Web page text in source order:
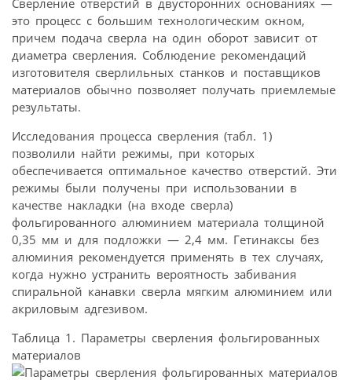
это процесс с большим технологическим окном,
причем подача сверла на один оборот зависит от
диаметра сверления. Соблюдение рекомендаций
изготовителя сверлильных станков и поставщиков
материалов обычно позволяет получать приемлемые
результаты.
Исследования процесса сверления (табл. 1)
позволили найти режимы, при которых
обеспечивается оптимальное качество отверстий. Эти
режимы были получены при использовании в
качестве накладки (на входе сверла)
фольгированного алюминием материала толщиной
0,35 мм и для подложки — 2,4 мм. Гетинаксы без
алюминия рекомендуется применять в тех случаях,
когда нужно устранить вероятность забивания
спиральной канавки сверла мягким алюминием или
акриловым адгезивом.
Таблица 1. Параметры сверления фольгированных
материалов